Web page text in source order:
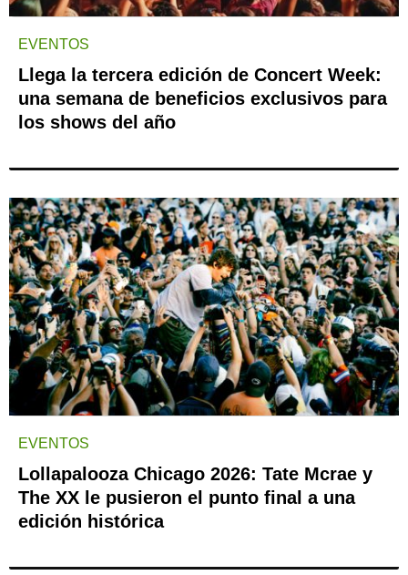
EVENTOS
Llega la tercera edición de Concert Week:
una semana de beneficios exclusivos para
los shows del año
EVENTOS
Lollapalooza Chicago 2026: Tate Mcrae y
The XX le pusieron el punto final a una
edición histórica